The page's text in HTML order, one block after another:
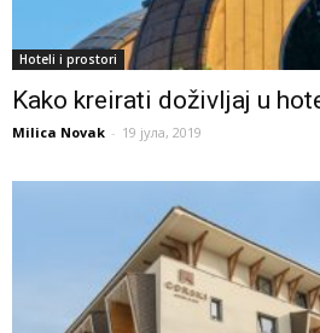
Hoteli i prostori
Kako kreirati doživljaj u
Milica Novak - 19 јула, 2019